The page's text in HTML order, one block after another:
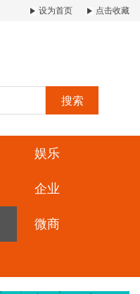
设为首页 点击收藏
搜索
娱乐
企业
微商